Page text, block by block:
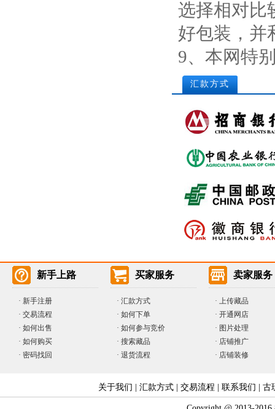
选择相对比
好包装，并
9、本网特
汇款方式
新手上路
· 新手注册
· 交易流程
· 如何出售
· 如何购买
· 密码找回
买家服务
· 汇款方式
· 如何下单
· 如何参与竞价
· 搜索藏品
· 退货流程
卖家服务
· 上传藏品
· 开通网店
· 图片处理
· 店铺推广
· 店铺装修
关于我们 |汇款方式 |交易流程 |联系我们 |古